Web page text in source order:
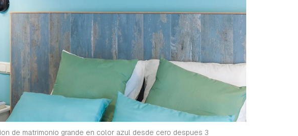
de matrimonio grande en color azul desde cero despues 3